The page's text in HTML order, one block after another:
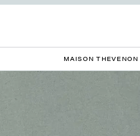
MAISON THEVENON